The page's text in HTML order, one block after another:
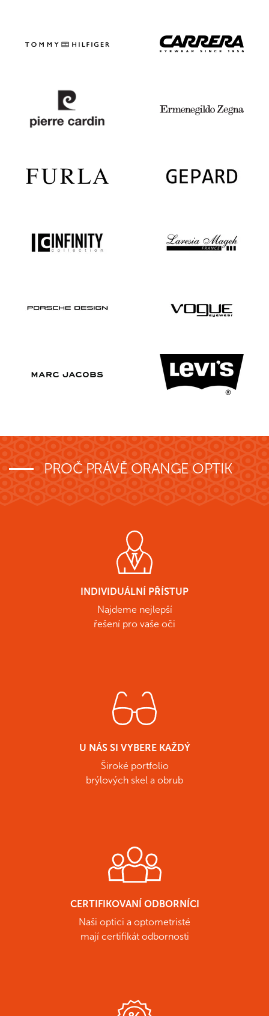
PROČ PRÁVĚ ORANGE OPTIK
INDIVIDUÁLNÍ PŘÍSTUP
Najdeme nejlepší
řešení pro vaše oči
U NÁS SI VYBERE KAŽDÝ
Široké portfolio
brýlových skel a obrub
CERTIFIKOVANÍ ODBORNÍCI
Naši optici a optometristé
mají certifikát odbornosti